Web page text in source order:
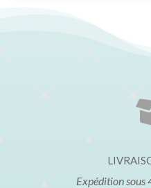
Expédition sous